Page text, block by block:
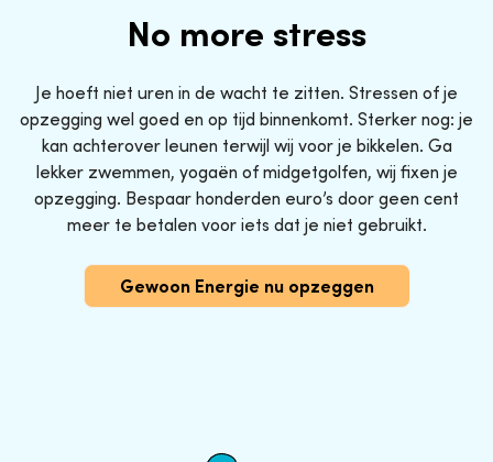
No more stress
Je hoeft niet uren in de wacht te zitten. Stressen of je
opzegging wel goed en op tijd binnenkomt. Sterker nog: je
kan achterover leunen terwijl wij voor je bikkelen. Ga
lekker zwemmen, yogaën of midgetgolfen, wij fixen je
opzegging. Bespaar honderden euro’s door geen cent
meer te betalen voor iets dat je niet gebruikt.
Gewoon Energie nu opzeggen